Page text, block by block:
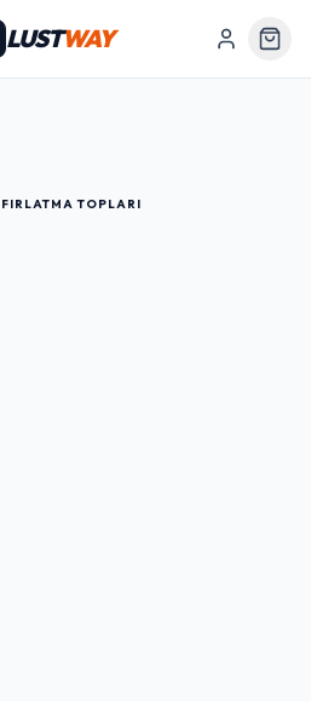
LUSTWAY
FIRLATMA TOPLARI